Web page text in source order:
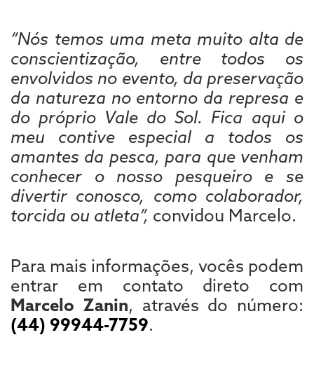
“Nós temos uma meta muito alta de
conscientização, entre todos os
envolvidos no evento, da preservação
da natureza no entorno da represa e
do próprio Vale do Sol. Fica aqui o
meu contive especial a todos os
amantes da pesca, para que venham
conhecer o nosso pesqueiro e se
divertir conosco, como colaborador,
torcida ou atleta”, convidou Marcelo.
Para mais informações, vocês podem
entrar em contato direto com
Marcelo Zanin, através do número:
(44) 99944-7759.